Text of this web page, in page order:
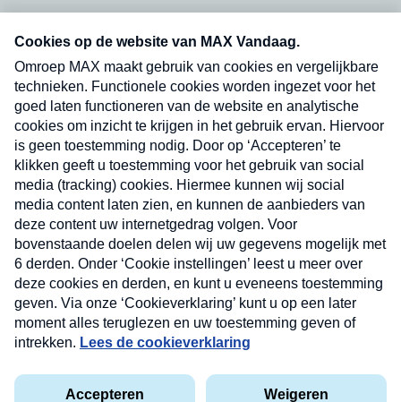
nieuwsbrief. Elke vrijdag- en dinsdagochtend in
uw mailbox.
Verzend
Privacyverklaring
Cookieverklaring
Nieuwsbrief
Neem hier een gratis abonnement op onze
nieuwsbrief. Elke vrijdag- en dinsdagochtend in uw